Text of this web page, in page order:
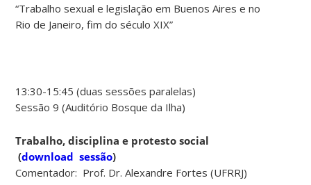
“Trabalho sexual e legislação em Buenos Aires e no
Rio de Janeiro, fim do século XIX”
13:30-15:45 (duas sessões paralelas)
Sessão 9 (Auditório Bosque da Ilha)
Trabalho, disciplina e protesto social
(download sessão)
Comentador: Prof. Dr. Alexandre Fortes (UFRRJ)